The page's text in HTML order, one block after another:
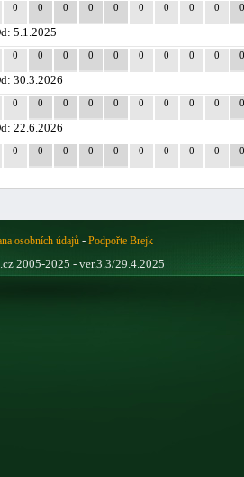
0 0 0 0 0 0 0 0 0
5.1.2025
0 0 0 0 0 0 0 0 0
30.3.2026
0 0 0 0 0 0 0 0 0
22.6.2026
0 0 0 0 0 0 0 0 0
osobních údajů- Podpořte Brejk
2005-2025 - ver.3.3/29.4.2025